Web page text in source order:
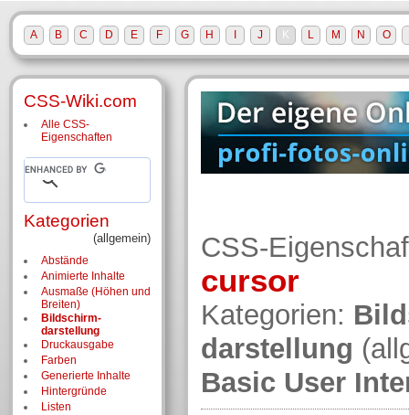
CSS-
cursor
Kategorien:
darstellung
Basic User
CSS-Wiki.com
Alle CSS-
Eigenschaften
Kategorien
(allgemein)
Abstände
Animierte Inhalte
Ausmaße (Höhen und
Breiten)
Bildschirm­
darstellung
Druckausgabe
Farben
Generierte Inhalte
Hintergründe
Listen
A B C D E F G H J K L M N O